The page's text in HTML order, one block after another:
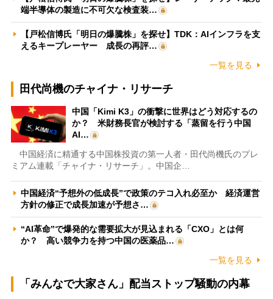
端半導体の製造に不可欠な検査装…
【戸松信博氏「明日の爆騰株」を探せ】TDK：AIインフラを支
えるキープレーヤー 成長の再評…
一覧を見る
田代尚機のチャイナ・リサーチ
中国「Kimi K3」の衝撃に世界はどう対応するの
か？ 米財務長官が検討する「蒸留を行う中国
AI…
中国経済に精通する中国株投資の第一人者・田代尚機氏のプレ
ミアム連載「チャイナ・リサーチ」。中国企…
中国経済“予想外の低成長”で政策のテコ入れ必至か 経済運営
方針の修正で成長加速が予想さ…
“AI革命”で爆発的な需要拡大が見込まれる「CXO」とは何
か？ 高い競争力を持つ中国の医薬品…
一覧を見る
「みんなで大家さん」配当ストップ騒動の内幕